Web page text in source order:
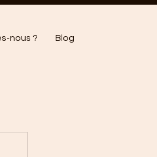
nous ? Blog